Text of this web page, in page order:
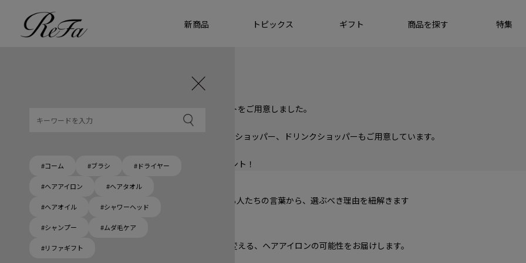
新商品 トピックス ギフト 商品を探す 特集
ReFa商品をご紹介します。プレゼント選びの参考に。
限定ラッピングバック・ショッパーまたはギフトスリーブセットをご用意しました。
大切な人への贈り物にリファオリジナルショッパー
リファロゴが入った、白色のショッパーを6サイズ、ピンク色のショッパー、ドリンクショッパーもご用意しています。
期間限定で対象商品のご購入でオリジナルショッパーをプレゼント！
Because ReFa | 上質な美しさを、妥協しない人へ
高機能ドライヤー Xモデルに宿る美学。上質な美しさを追求する人たちの言葉から、選ぶべき理由を紐解きます
いい髪めざす、大人たちへ。
髪がきれいって嬉しい。「でもヘアケアは大変」という概念を変える、ヘアアイロンの可能性をお届けします。
#コーム #ブラシ #ドライヤー
#ヘアアイロン #ヘアタオル
#ヘアオイル #シャワーヘッド
#シャンプー #ムダ毛ケア
#リファギフト